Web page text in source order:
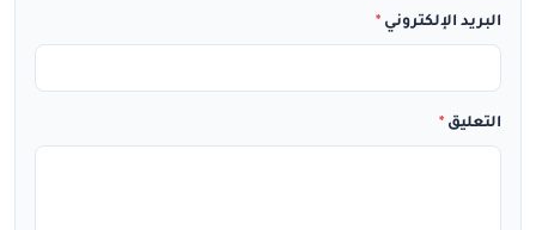
البريد الإلكتروني *
التعليق *